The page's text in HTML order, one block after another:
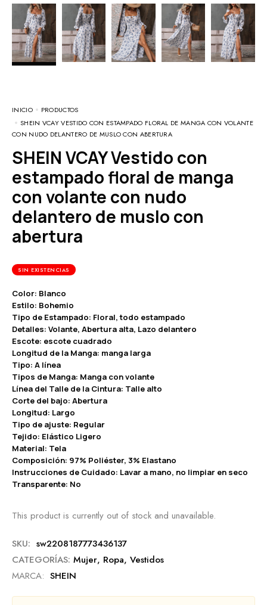
INICIO
PRODUCTOS
SHEIN VCAY VESTIDO CON ESTAMPADO FLORAL DE MANGA CON VOLANTE
CON NUDO DELANTERO DE MUSLO CON ABERTURA
SHEIN VCAY Vestido con
estampado floral de manga
con volante con nudo
delantero de muslo con
abertura
SIN EXISTENCIAS
Color: Blanco
Estilo: Bohemio
Tipo de Estampado: Floral, todo estampado
Detalles: Volante, Abertura alta, Lazo delantero
Escote: escote cuadrado
Longitud de la Manga: manga larga
Tipo: A línea
Tipos de Manga: Manga con volante
Línea del Talle de la Cintura: Talle alto
Corte del bajo: Abertura
Longitud: Largo
Tipo de ajuste: Regular
Tejido: Elástico Ligero
Material: Tela
Composición: 97% Poliéster, 3% Elastano
Instrucciones de Cuidado: Lavar a mano, no limpiar en seco
Transparente: No
This product is currently out of stock and unavailable.
SKU: sw2208187773436137
CATEGORÍAS: Mujer, Ropa, Vestidos
MARCA: SHEIN